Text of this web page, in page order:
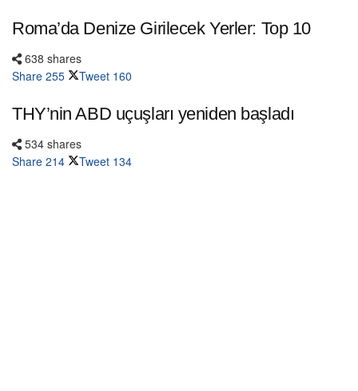
Roma’da Denize Girilecek Yerler: Top 10
638 shares
Share 255 Tweet 160
THY’nin ABD uçuşları yeniden başladı
534 shares
Share 214 Tweet 134